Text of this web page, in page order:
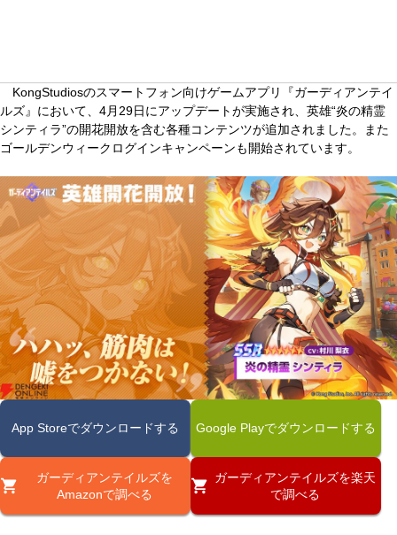
KongStudiosのスマートフォン向けゲームアプリ『ガーディアンテイ
ルズ』において、4月29日にアップデートが実施され、英雄“炎の精霊
シンティラ”の開花開放を含む各種コンテンツが追加されました。また
ゴールデンウィークログインキャンペーンも開始されています。
App Storeでダウンロードする Google Playでダウンロードする
ガーディアンテイルズを
Amazonで調べる
ガーディアンテイルズを楽天
で調べる